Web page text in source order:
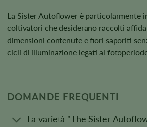
La Sister Autoflower è particolarmente
coltivatori che desiderano raccolti
dimensioni contenute e fiori saporiti
cicli di illuminazione legati al
DOMANDE FREQUENTI
La varietà "The Sister